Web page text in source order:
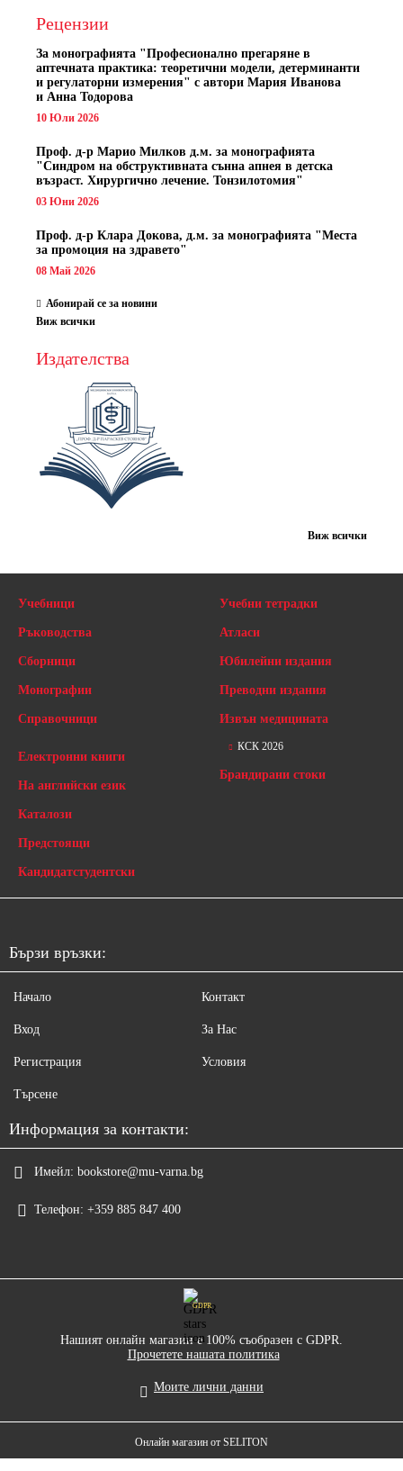
Рецензии
За монографията "Професионално прегаряне в
аптечната практика: теоретични модели, детерминанти
и регулаторни измерения" с автори Мария Иванова
и Анна Тодорова
10 Юли 2026
Проф. д-р Марио Милков д.м. за монографията
"Синдром на обструктивната сънна апнея в детска
възраст. Хирургично лечение. Тонзилотомия"
03 Юни 2026
Проф. д-р Клара Докова, д.м. за монографията "Места
за промоция на здравето"
08 Май 2026
Абонирай се за новини
Виж всички
Издателства
Виж всички
Учебници
Ръководства
Сборници
Монографии
Справочници
Учебни тетрадки
Атласи
Юбилейни издания
Преводни издания
Извън медицината
Електронни книги
На английски език
Каталози
Предстоящи
Кандидатстудентски
КСК 2026
Брандирани стоки
Бързи връзки:
Начало
Вход
Регистрация
Търсене
Контакт
За Нас
Условия
Информация за контакти:
Имейл: bookstore@mu-varna.bg
Телефон: +359 885 847 400
GDPR
Нашият онлайн магазин е 100% съобразен с GDPR.
Прочетете нашата политика
Моите лични данни
Онлайн магазин от SELITON